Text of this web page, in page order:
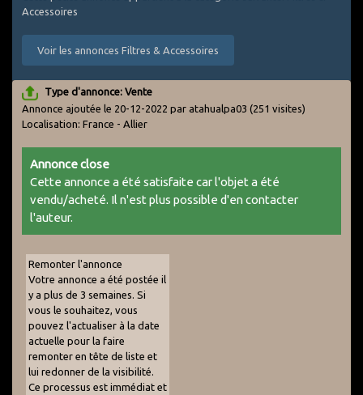
Accessoires
Voir les annonces Filtres & Accessoires
Type d'annonce: Vente
Annonce ajoutée le 20-12-2022 par atahualpa03 (251 visites)
Localisation: France - Allier
Annonce close
Cette annonce a été satisfaite car l'objet a été
vendu/acheté. Il n'est plus possible d'en contacter
l'auteur.
Remonter l'annonce
Votre annonce a été postée il
y a plus de 3 semaines. Si
vous le souhaitez, vous
pouvez l'actualiser à la date
actuelle pour la faire
remonter en tête de liste et
lui redonner de la visibilité.
Ce processus est immédiat et